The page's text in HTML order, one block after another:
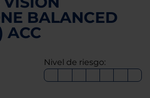
BALANCED
ACC
Nivel de riesgo: